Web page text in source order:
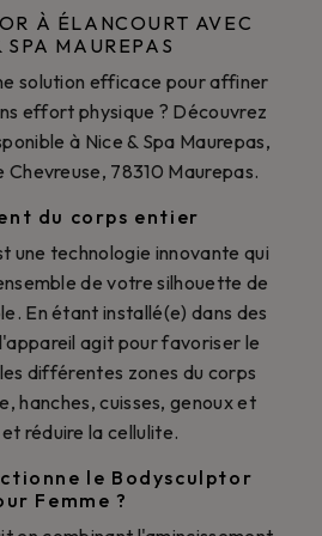
À ÉLANCOURT AVEC
SPA MAUREPAS
solution efficace pour affiner
effort physique ? Découvrez
à Nice & Spa Maurepas,
Chevreuse, 78310 Maurepas.
du corps entier
une technologie innovante qui
de votre silhouette de
En étant installé(e) dans des
agit pour favoriser le
différentes zones du corps
hanches, cuisses, genoux et
réduire la cellulite.
le Bodysculptor
Femme ?